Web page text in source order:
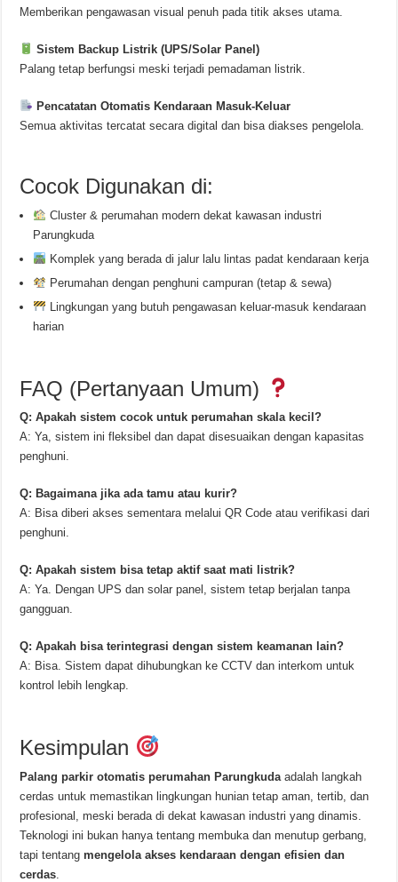
Memberikan pengawasan visual penuh pada titik akses utama.
Sistem Backup Listrik (UPS/Solar Panel)
Palang tetap berfungsi meski terjadi pemadaman listrik.
Pencatatan Otomatis Kendaraan Masuk-Keluar
Semua aktivitas tercatat secara digital dan bisa diakses pengelola.
Cocok Digunakan di:
Cluster & perumahan modern dekat kawasan industri
Parungkuda
Komplek yang berada di jalur lalu lintas padat kendaraan kerja
Perumahan dengan penghuni campuran (tetap & sewa)
Lingkungan yang butuh pengawasan keluar-masuk kendaraan
harian
FAQ (Pertanyaan Umum)
Q: Apakah sistem cocok untuk perumahan skala kecil?
A: Ya, sistem ini fleksibel dan dapat disesuaikan dengan kapasitas
penghuni.
Q: Bagaimana jika ada tamu atau kurir?
A: Bisa diberi akses sementara melalui QR Code atau verifikasi dari
penghuni.
Q: Apakah sistem bisa tetap aktif saat mati listrik?
A: Ya. Dengan UPS dan solar panel, sistem tetap berjalan tanpa
gangguan.
Q: Apakah bisa terintegrasi dengan sistem keamanan lain?
A: Bisa. Sistem dapat dihubungkan ke CCTV dan interkom untuk
kontrol lebih lengkap.
Kesimpulan
Palang parkir otomatis perumahan Parungkuda adalah langkah
cerdas untuk memastikan lingkungan hunian tetap aman, tertib, dan
profesional, meski berada di dekat kawasan industri yang dinamis.
Teknologi ini bukan hanya tentang membuka dan menutup gerbang,
tapi tentangmengelola akses kendaraan dengan efisien dan
cerdas